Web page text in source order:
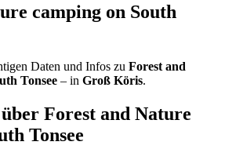
camping on South
Daten und Infos zu Forest and
Tonsee – in Groß Köris.
Forest and Nature
Tonsee